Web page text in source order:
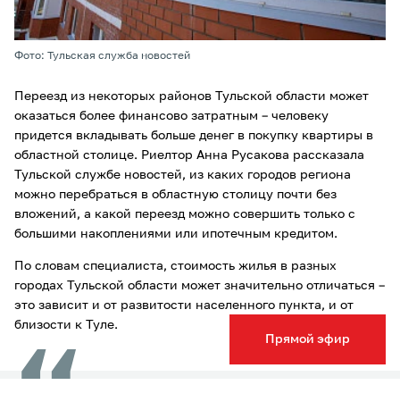
Прямой эфир
Фото: Тульская служба новостей
Переезд из некоторых районов Тульской области может
оказаться более финансово затратным – человеку
придется вкладывать больше денег в покупку квартиры в
областной столице. Риелтор Анна Русакова рассказала
Тульской службе новостей, из каких городов региона
можно перебраться в областную столицу почти без
вложений, а какой переезд можно совершить только с
большими накоплениями или ипотечным кредитом.
По словам специалиста, стоимость жилья в разных
городах Тульской области может значительно отличаться –
это зависит и от развитости населенного пункта, и от
близости к Туле.